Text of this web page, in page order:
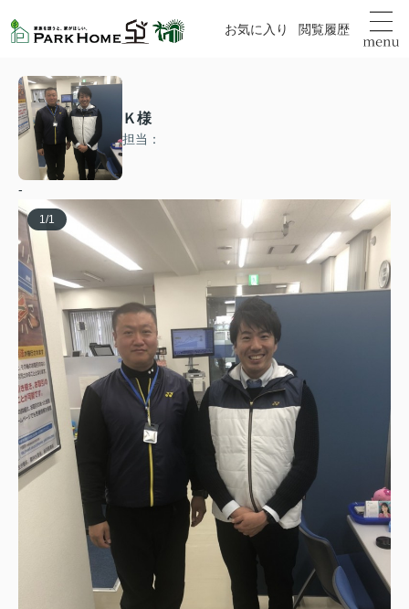
お気に入り 閲覧履歴
Ｋ様
担当：
-
1/1